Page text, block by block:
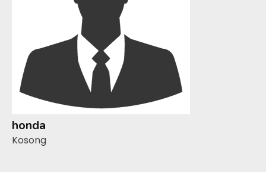
honda
Kosong